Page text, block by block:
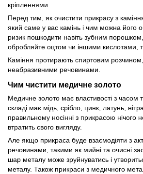
кріпленнями.
Перед тим, як очистити прикрасу з
який саме у вас камінь і чим можна його
ризик пошкодити навіть зубним
обробляйте оцтом чи іншими кислотами,
Каміння протирають спиртовим
неабразивними речовинами.
Чим чистити медичне золото
Медичне золото має властивості з часом
складі має мідь, срібло, цинк, латунь,
правильному носінні з прикрасою нічого
втратить свого вигляду.
Але якщо прикраса буде взаємодіяти з
речовинами, такими як мийні та очисні
шар металу може зруйнуватись і
металу. Також прикраси з медичного